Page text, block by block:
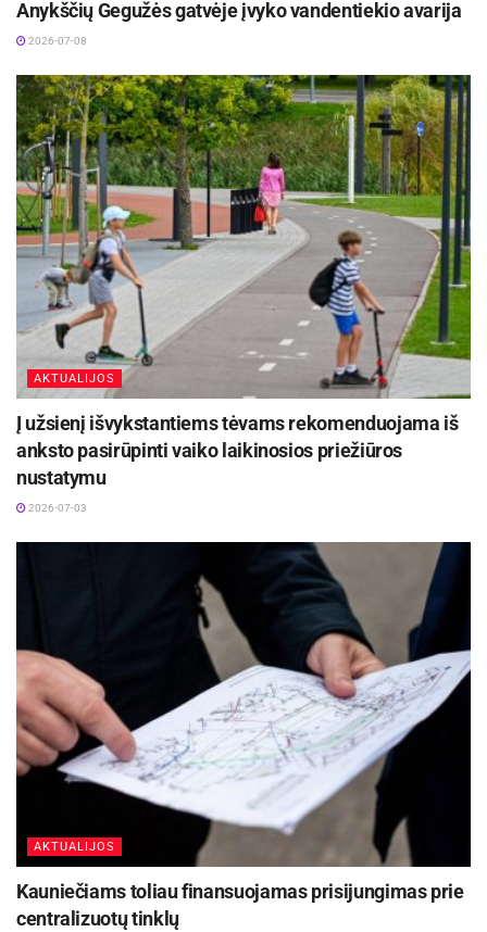
Anykščių Gegužės gatvėje įvyko vandentiekio avarija
2026-07-08
AKTUALIJOS
Į užsienį išvykstantiems tėvams rekomenduojama iš
anksto pasirūpinti vaiko laikinosios priežiūros
nustatymu
2026-07-03
AKTUALIJOS
Kauniečiams toliau finansuojamas prisijungimas prie
centralizuotų tinklų